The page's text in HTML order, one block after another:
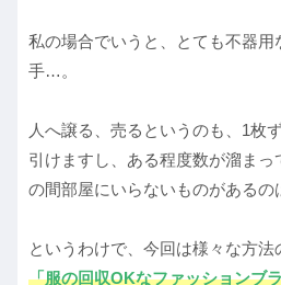
私の場合でいうと、とても不器用
手…。
人へ譲る、売るというのも、1枚
引けますし、ある程度数が溜ま
の間部屋にいらないものがあるの
というわけで、今回は様々な方法
「服の回収OKなファッションブ